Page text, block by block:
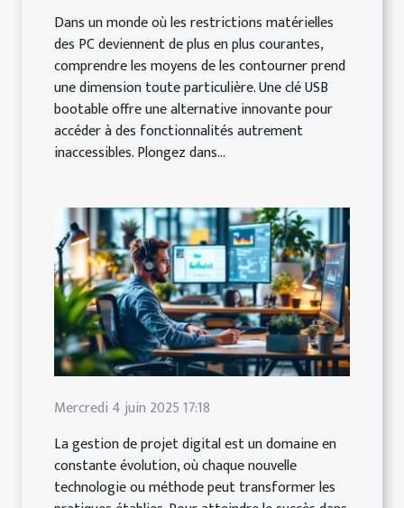
Dans un monde où les restrictions matérielles
des PC deviennent de plus en plus courantes,
comprendre les moyens de les contourner prend
une dimension toute particulière. Une clé USB
bootable offre une alternative innovante pour
accéder à des fonctionnalités autrement
inaccessibles. Plongez dans...
Mercredi 4 juin 2025 17:18
La gestion de projet digital est un domaine en
constante évolution, où chaque nouvelle
technologie ou méthode peut transformer les